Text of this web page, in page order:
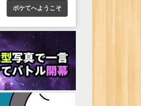
ボケてへようこそ